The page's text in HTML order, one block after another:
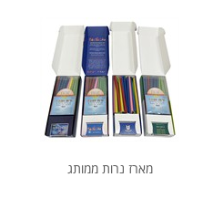
מארז נרות ממותג